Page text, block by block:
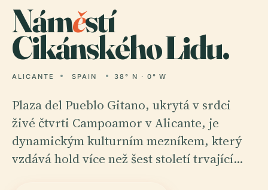
Náměstí
Cikánského Lidu.
ALICANTE SPAIN 38° N · 0° W
Plaza del Pueblo Gitano, ukrytá v srdci
živé čtvrti Campoamor v Alicante, je
dynamickým kulturním mezníkem, který
vzdává hold více než šest století trvající…